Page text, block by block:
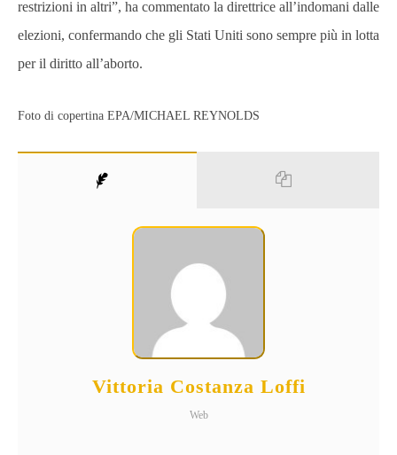
restrizioni in altri”, ha commentato la direttrice all’indomani dalle
elezioni, confermando che gli Stati Uniti sono sempre più in lotta
per il diritto all’aborto.
Foto di copertina EPA/MICHAEL REYNOLDS
Vittoria Costanza Loffi
Web